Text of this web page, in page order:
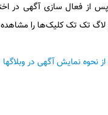
از فعال سازی آگهی در
لاگ تک تک کلیک‌ها را مشاهده
نحوه نمایش آگهی در وبلاگها